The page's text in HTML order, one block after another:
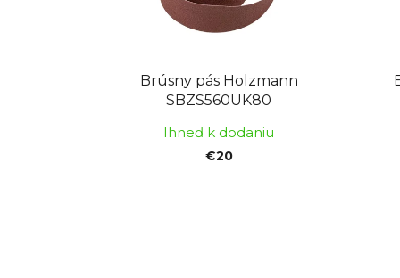
Brúsny pás Holzmann
SBZS560UK80
Ihneď k dodaniu
€20